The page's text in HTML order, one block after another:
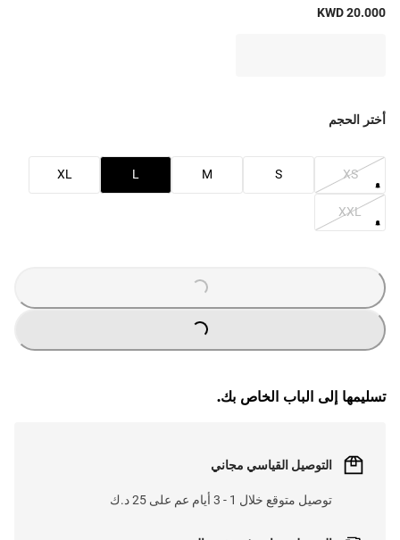
KWD 20.000
أختر الحجم
XS
S
M
L
XL
XXL
...
...
تسليمها إلى الباب الخاص بك.
التوصيل القياسي مجاني
توصيل متوقع خلال 1 - 3 أيام عم على 25 د.ك